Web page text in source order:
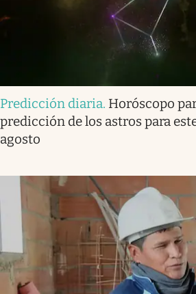
Predicción diaria. Horóscopo
predicción de los astros para
agosto